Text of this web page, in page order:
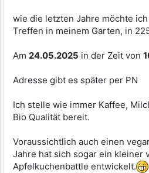
wie die letzten Jahre möchte
Treffen in meinem Garten, in
Am 24.05.2025 in der Zeit von
Adresse gibt es später per PN
Ich stelle wie immer Kaffee,
Bio Qualität bereit.
Voraussichtlich auch einen
Jahre hat sich sogar ein kleiner
Apfelkuchenbattle entwickelt.